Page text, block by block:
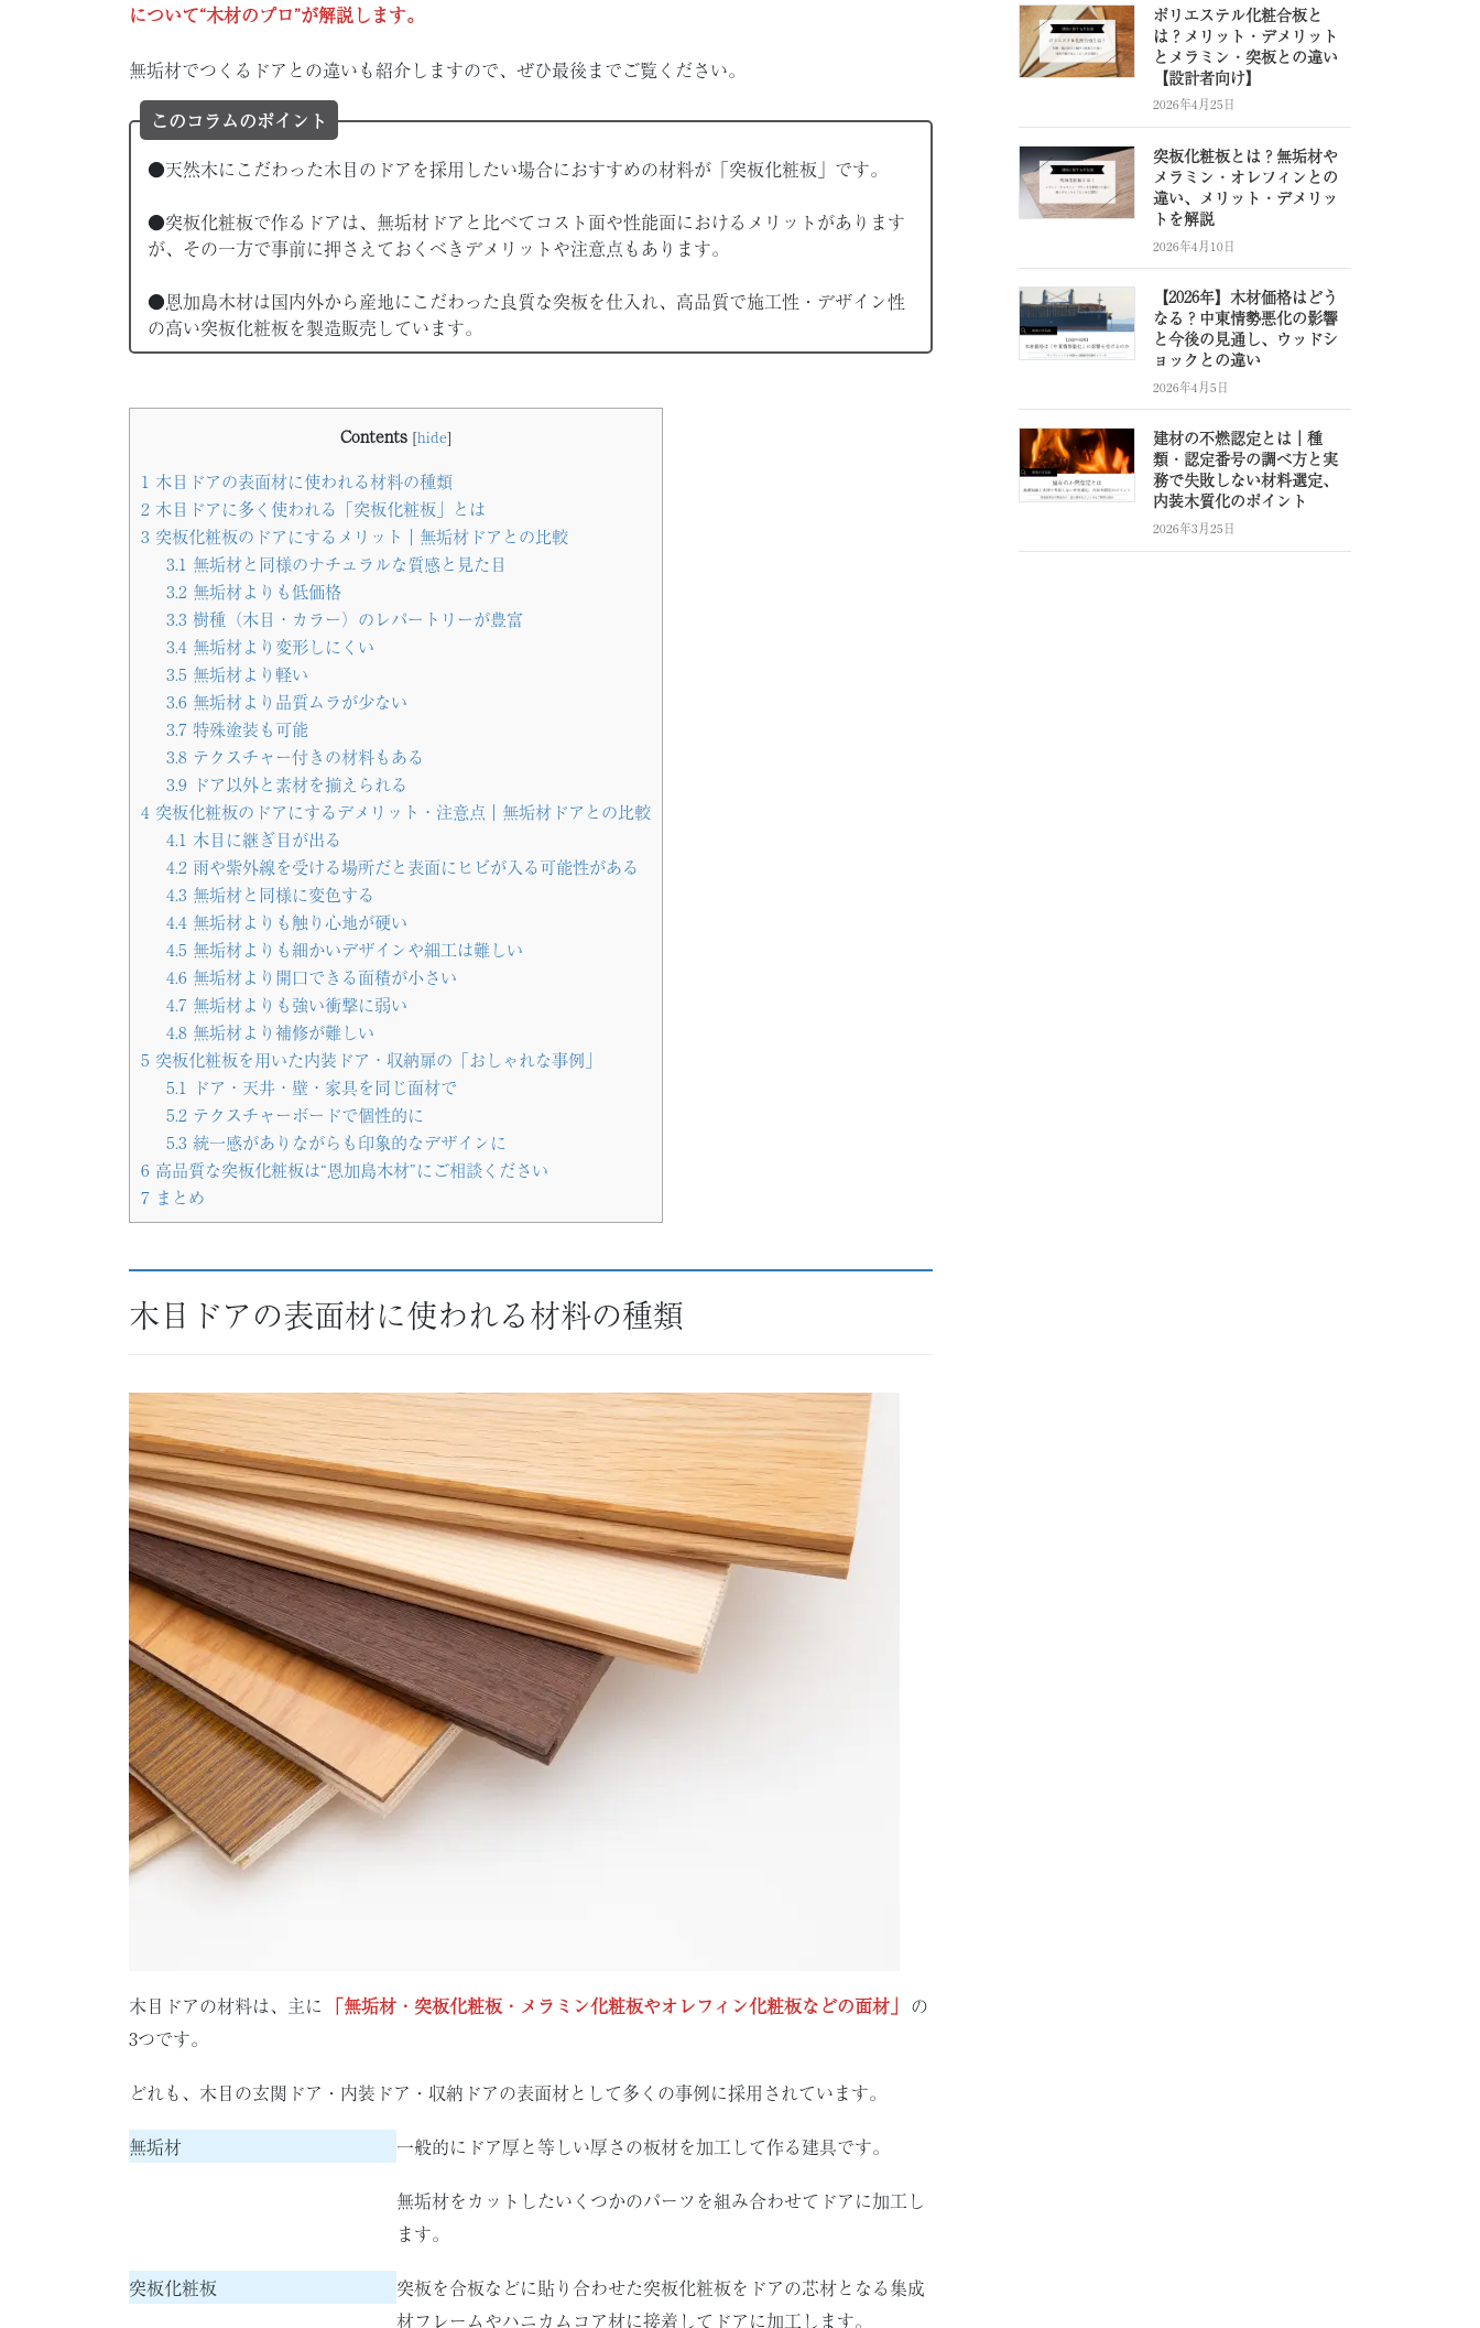
について“木材のプロ”が解説します。
無垢材でつくるドアとの違いも紹介しますので、ぜひ最後までご覧ください。
このコラムのポイント
●天然木にこだわった木目のドアを採用したい場合におすすめの材料が「突板化粧板」です。
●突板化粧板で作るドアは、無垢材ドアと比べてコスト面や性能面におけるメリットがあります
が、その一方で事前に押さえておくべきデメリットや注意点もあります。
●恩加島木材は国内外から産地にこだわった良質な突板を仕入れ、高品質で施工性・デザイン性
の高い突板化粧板を製造販売しています。
Contents [hide]
1 木目ドアの表面材に使われる材料の種類
2 木目ドアに多く使われる「突板化粧板」とは
3 突板化粧板のドアにするメリット｜無垢材ドアとの比較
3.1 無垢材と同様のナチュラルな質感と見た目
3.2 無垢材よりも低価格
3.3 樹種（木目・カラー）のレパートリーが豊富
3.4無垢材より変形しにくい
3.5 無垢材より軽い
3.6 無垢材より品質ムラが少ない
3.7特殊塗装も可能
3.8 テクスチャー付きの材料もある
3.9 ドア以外と素材を揃えられる
4 突板化粧板のドアにするデメリット・注意点｜無垢材ドアとの比較
4.1 木目に継ぎ目が出る
4.2 雨や紫外線を受ける場所だと表面にヒビが入る可能性がある
4.3 無垢材と同様に変色する
4.4無垢材よりも触り心地が硬い
4.5 無垢材よりも細かいデザインや細工は難しい
4.6 無垢材より開口できる面積が小さい
4.7無垢材よりも強い衝撃に弱い
4.8 無垢材より補修が難しい
5 突板化粧板を用いた内装ドア・収納扉の「おしゃれな事例」
5.1 ドア・天井・壁・家具を同じ面材で
5.2 テクスチャーボードで個性的に
5.3 統一感がありながらも印象的なデザインに
6 高品質な突板化粧板は“恩加島木材”にご相談ください
7 まとめ
木目ドアの表面材に使われる材料の種類
木目ドアの材料は、主に 「無垢材・突板化粧板・メラミン化粧板やオレフィン化粧板などの面材」 の
3つです。
どれも、木目の玄関ドア・内装ドア・収納ドアの表面材として多くの事例に採用されています。
無垢材 一般的にドア厚と等しい厚さの板材を加工して作る建具です。
無垢材をカットしたいくつかのパーツを組み合わせてドアに加工し
ます。
突板化粧板
突板を合板などに貼り合わせた突板化粧板をドアの芯材となる集成
材フレームやハニカムコア材に接着してドアに加工します。
ポリエステル化粧合板と
は？メリット・デメリット
とメラミン・突板との違い
【設計者向け】
2026年4月25日
突板化粧板とは？無垢材や
メラミン・オレフィンとの
違い、メリット・デメリッ
トを解説
2026年4月10日
【2026年】木材価格はどう
なる？中東情勢悪化の影響
と今後の見通し、ウッドシ
ョックとの違い
2026年4月5日
建材の不燃認定とは｜種
類・認定番号の調べ方と実
務で失敗しない材料選定、
内装木質化のポイント
2026年3月25日